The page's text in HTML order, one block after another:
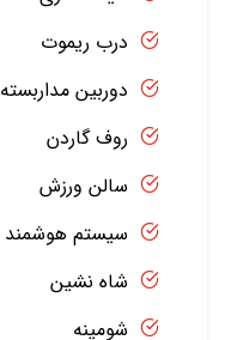
درب ریموت
دوربین مداربسته
روف گاردن
سالن ورزش
سیستم هوشمند
شاه نشین
شومینه